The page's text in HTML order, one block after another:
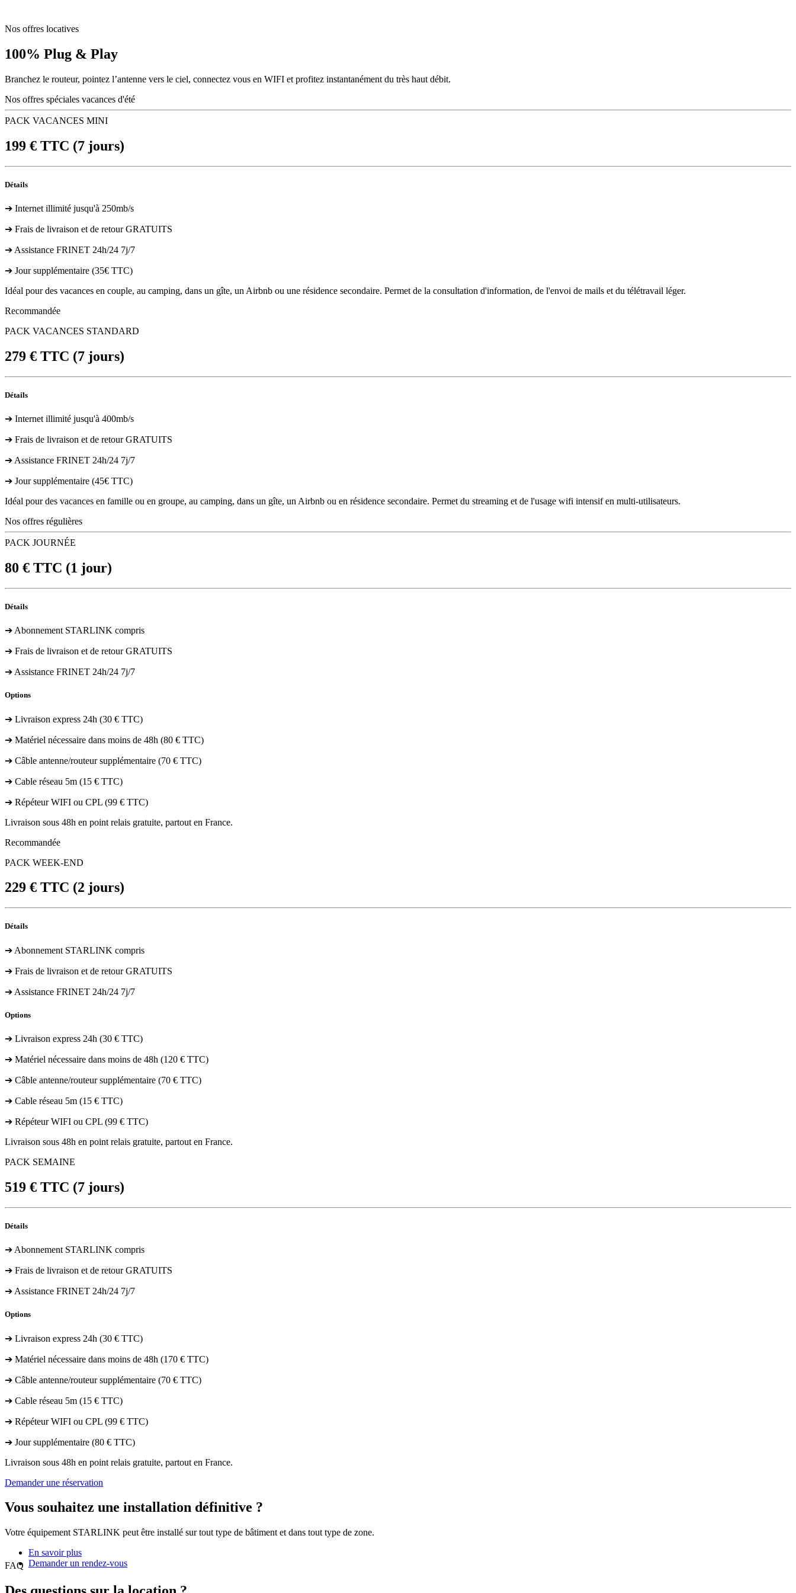
Nos offres locatives
100% Plug & Play
Branchez le routeur, pointez l’antenne vers le ciel, connectez vous en WIFI et profitez instantanément du très haut débit.
Nos offres spéciales vacances d'été
PACK VACANCES MINI
199 € TTC (7 jours)
Détails
➔ Internet illimité jusqu'à 250mb/s
➔ Frais de livraison et de retour GRATUITS
➔ Assistance FRINET 24h/24 7j/7
➔ Jour supplémentaire (35€ TTC)
Idéal pour des vacances en couple, au camping, dans un gîte, un Airbnb ou une résidence secondaire. Permet de la consultation d'information, de l'envoi de mails et du télétravail léger.
Recommandée
PACK VACANCES STANDARD
279 € TTC (7 jours)
Détails
➔ Internet illimité jusqu'à 400mb/s
➔ Frais de livraison et de retour GRATUITS
➔ Assistance FRINET 24h/24 7j/7
➔ Jour supplémentaire (45€ TTC)
Idéal pour des vacances en famille ou en groupe, au camping, dans un gîte, un Airbnb ou en résidence secondaire. Permet du streaming et de l'usage wifi intensif en multi-utilisateurs.
Nos offres régulières
PACK JOURNÉE
80 € TTC (1 jour)
Détails
➔ Abonnement STARLINK compris
➔ Frais de livraison et de retour GRATUITS
➔ Assistance FRINET 24h/24 7j/7
Options
➔ Livraison express 24h (30 € TTC)
➔ Matériel nécessaire dans moins de 48h (80 € TTC)
➔ Câble antenne/routeur supplémentaire (70 € TTC)
➔ Cable réseau 5m (15 € TTC)
➔ Répéteur WIFI ou CPL (99 € TTC)
Livraison sous 48h en point relais gratuite, partout en France.
Recommandée
PACK WEEK-END
229 € TTC (2 jours)
Détails
➔ Abonnement STARLINK compris
➔ Frais de livraison et de retour GRATUITS
➔ Assistance FRINET 24h/24 7j/7
Options
➔ Livraison express 24h (30 € TTC)
➔ Matériel nécessaire dans moins de 48h (120 € TTC)
➔ Câble antenne/routeur supplémentaire (70 € TTC)
➔ Cable réseau 5m (15 € TTC)
➔ Répéteur WIFI ou CPL (99 € TTC)
Livraison sous 48h en point relais gratuite, partout en France.
PACK SEMAINE
519 € TTC (7 jours)
Détails
➔ Abonnement STARLINK compris
➔ Frais de livraison et de retour GRATUITS
➔ Assistance FRINET 24h/24 7j/7
Options
➔ Livraison express 24h (30 € TTC)
➔ Matériel nécessaire dans moins de 48h (170 € TTC)
➔ Câble antenne/routeur supplémentaire (70 € TTC)
➔ Cable réseau 5m (15 € TTC)
➔ Répéteur WIFI ou CPL (99 € TTC)
➔ Jour supplémentaire (80 € TTC)
Livraison sous 48h en point relais gratuite, partout en France.
Demander une réservation
Vous souhaitez une installation définitive ?
Votre équipement STARLINK peut être installé sur tout type de bâtiment et dans tout type de zone.
En savoir plus
Demander un rendez-vous
FAQ